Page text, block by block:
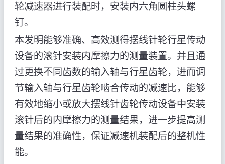
轮减速器进行装配时，安装内六角圆柱头螺
钉。
本发明能够准确、高效测得摆线针轮行星传动
设备的滚针安装内摩擦力的测量装置。并且通
过更换不同齿数的输入轴与行星齿轮，进而调
节输入轴与行星齿轮啮合传动的减速比，能够
有效地缩小或放大摆线针齿轮传动设备中安装
滚针后的内摩擦力的测量结果，进一步提高测
量结果的准确性，保证减速机装配后的整机性
能。